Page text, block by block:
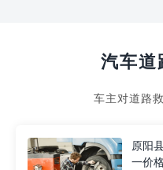
汽车道
车主对道路
原阳
一价格